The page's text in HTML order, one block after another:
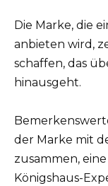
Die Marke, die
anbieten wird,
schaffen, das
hinausgeht.
der Marke mit
zusammen,
Königshaus-